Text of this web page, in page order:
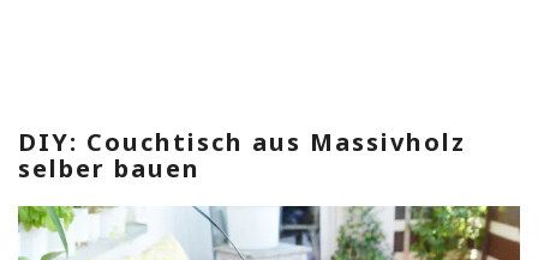
DIY: Couchtisch aus Massivholz
selber bauen